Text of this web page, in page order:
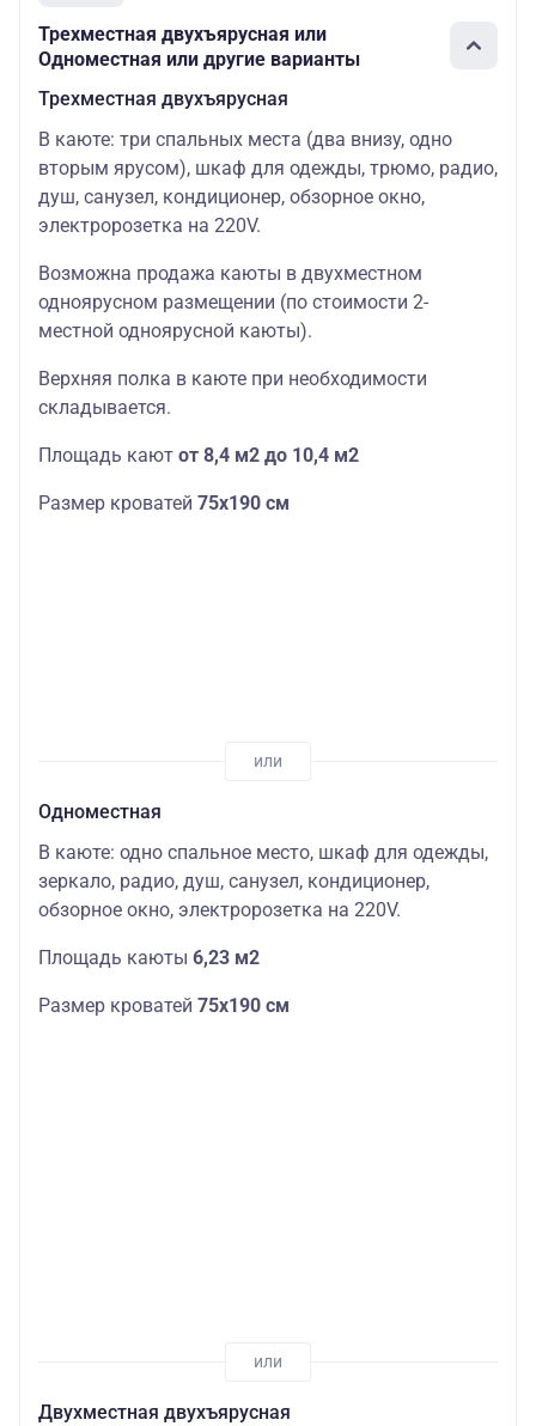
Трехместная двухъярусная или
Одноместная или другие варианты
Трехместная двухъярусная
В каюте: три спальных места (два внизу, одно
вторым ярусом), шкаф для одежды, трюмо, радио,
душ, санузел, кондиционер, обзорное окно,
электророзетка на 220V.
Возможна продажа каюты в двухместном
одноярусном размещении (по стоимости 2-
местной одноярусной каюты).
Верхняя полка в каюте при необходимости
складывается.
Площадь кают от 8,4 м2 до 10,4 м2
Размер кроватей 75х190 см
Одноместная
В каюте: одно спальное место, шкаф для одежды,
зеркало, радио, душ, санузел, кондиционер,
обзорное окно, электророзетка на 220V.
Площадь каюты 6,23 м2
Размер кроватей 75х190 см
Двухместная двухъярусная